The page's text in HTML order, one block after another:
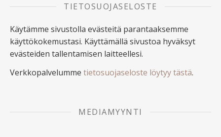
TIETOSUOJASELOSTE
Käytämme sivustolla evästeitä parantaaksemme
käyttökokemustasi. Käyttämällä sivustoa hyväksyt
evästeiden tallentamisen laitteellesi.
Verkkopalvelumme tietosuojaseloste löytyy tästä.
MEDIAMYYNTI